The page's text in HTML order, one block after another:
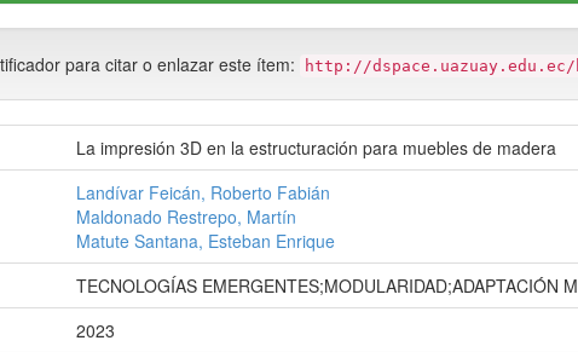
para citar o enlazar este ítem: http://dspace.uazuay.edu.ec/
La impresión 3D en la estructuración para muebles de madera
Landívar Feicán, Roberto Fabián
Maldonado Restrepo, Martín
Matute Santana, Esteban Enrique
TECNOLOGÍAS EMERGENTES;MODULARIDAD;ADAPTACIÓN
2023